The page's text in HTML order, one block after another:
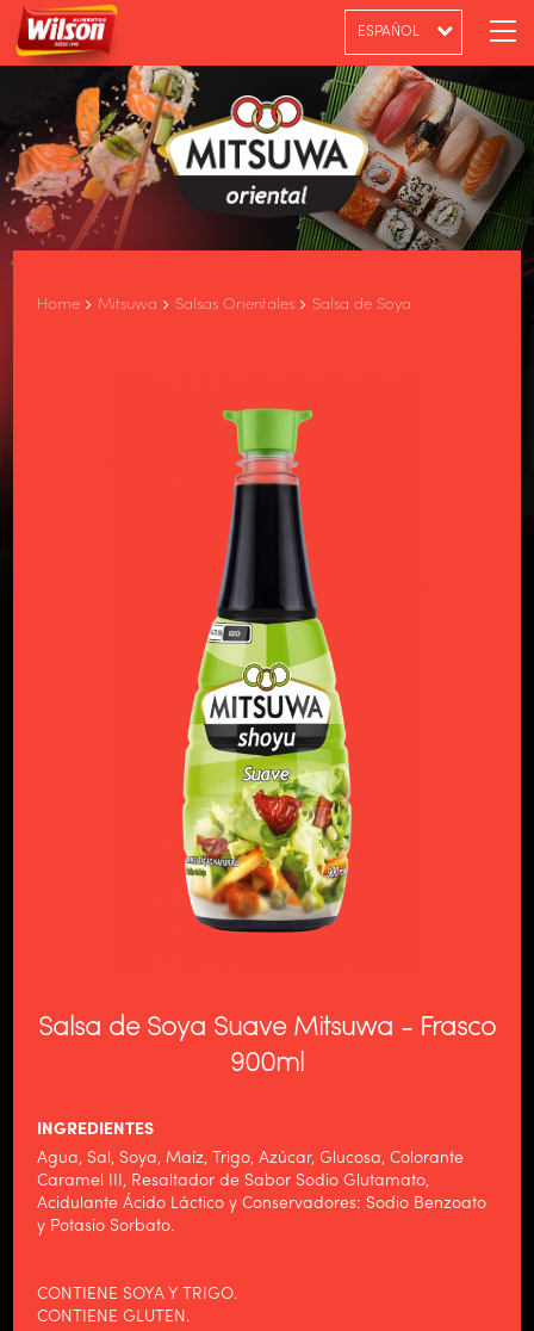
HOME
ALIMENTOS WILSON
NOTICIAS
ESPAÑOL
PT-BR
ENGLISH
Home Mitsuwa Salsas Orientales Salsa de Soya
Salsa de Soya Suave Mitsuwa - Frasco
900ml
INGREDIENTES
Agua, Sal, Soya, Maíz, Trigo, Azúcar, Glucosa, Colorante
Caramel III, Resaltador de Sabor Sodio Glutamato,
Acidulante Ácido Láctico y Conservadores: Sodio Benzoato
y Potasio Sorbato.
CONTIENE SOYA Y TRIGO.
CONTIENE GLUTEN.